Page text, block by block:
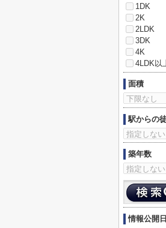
1DK
2K
2LDK
3DK
4K
4LDK以
面積
駅からの
築年数
情報公開日